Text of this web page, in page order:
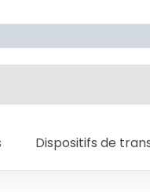
Dispositifs de